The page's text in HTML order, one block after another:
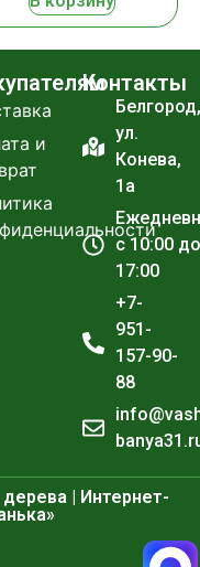
и
Контакты
Белгород,
ул.
Конева,
1а
с 10:00 до
17:00
+7-
951-
157-90-
88
| Интернет-